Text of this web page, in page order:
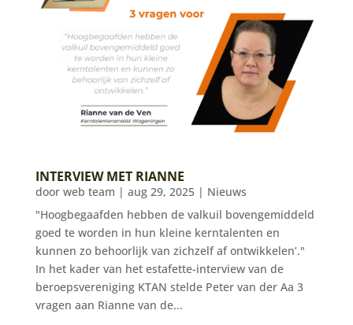
INTERVIEW MET RIANNE
door web team | aug 29, 2025| Nieuws
"Hoogbegaafden hebben de valkuil bovengemiddeld
goed te worden in hun kleine kerntalenten en
kunnen zo behoorlijk van zichzelf af ontwikkelen’."
In het kader van het estafette-interview van de
beroepsvereniging KTAN stelde Peter van der Aa 3
vragen aan Rianne van de...